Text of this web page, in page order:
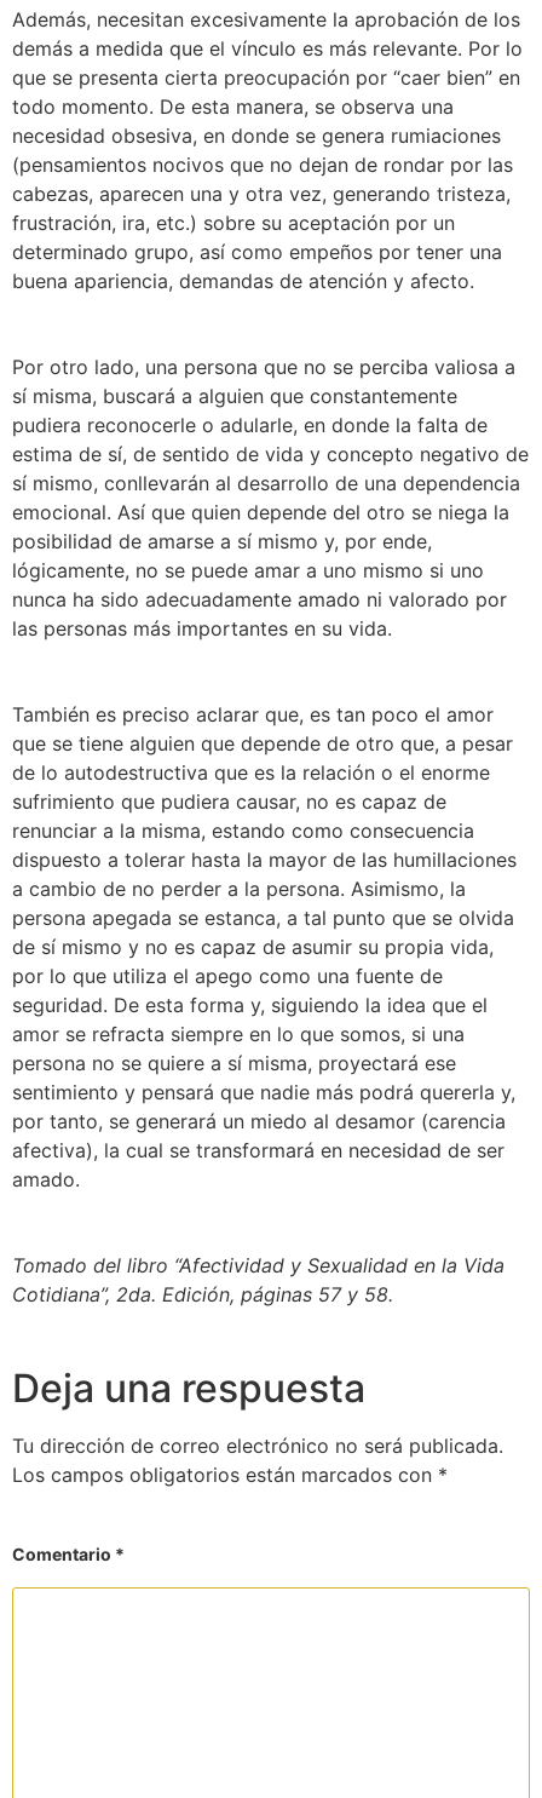
Además, necesitan excesivamente la aprobación de los
demás a medida que el vínculo es más relevante. Por lo
que se presenta cierta preocupación por “caer bien” en
todo momento. De esta manera, se observa una
necesidad obsesiva, en donde se genera rumiaciones
(pensamientos nocivos que no dejan de rondar por las
cabezas, aparecen una y otra vez, generando tristeza,
frustración, ira, etc.) sobre su aceptación por un
determinado grupo, así como empeños por tener una
buena apariencia, demandas de atención y afecto.
Por otro lado, una persona que no se perciba valiosa a
sí misma, buscará a alguien que constantemente
pudiera reconocerle o adularle, en donde la falta de
estima de sí, de sentido de vida y concepto negativo de
sí mismo, conllevarán al desarrollo de una dependencia
emocional. Así que quien depende del otro se niega la
posibilidad de amarse a sí mismo y, por ende,
lógicamente, no se puede amar a uno mismo si uno
nunca ha sido adecuadamente amado ni valorado por
las personas más importantes en su vida.
También es preciso aclarar que, es tan poco el amor
que se tiene alguien que depende de otro que, a pesar
de lo autodestructiva que es la relación o el enorme
sufrimiento que pudiera causar, no es capaz de
renunciar a la misma, estando como consecuencia
dispuesto a tolerar hasta la mayor de las humillaciones
a cambio de no perder a la persona. Asimismo, la
persona apegada se estanca, a tal punto que se olvida
de sí mismo y no es capaz de asumir su propia vida,
por lo que utiliza el apego como una fuente de
seguridad. De esta forma y, siguiendo la idea que el
amor se refracta siempre en lo que somos, si una
persona no se quiere a sí misma, proyectará ese
sentimiento y pensará que nadie más podrá quererla y,
por tanto, se generará un miedo al desamor (carencia
afectiva), la cual se transformará en necesidad de ser
amado.
Tomado del libro “Afectividad y Sexualidad en la Vida
Cotidiana”, 2da. Edición, páginas 57 y 58.
Deja una respuesta
Tu dirección de correo electrónico no será publicada.
Los campos obligatorios están marcados con *
Comentario *